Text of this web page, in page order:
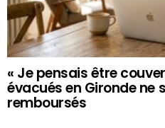
« Je pensais être
évacués en Gironde ne
remboursés